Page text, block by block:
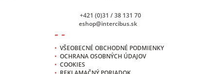
+421 (0)31 / 38 131 70
eshop@intercibus.sk
- -
• VŠEOBECNÉ OBCHODNÉ PODMIENKY
• OCHRANA OSOBNÝCH ÚDAJOV
• COOKIES